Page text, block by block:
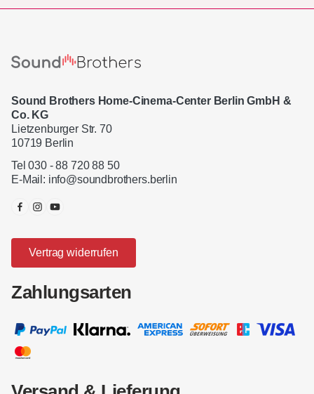
Sound Brothers Home-Cinema-Center Berlin GmbH &
Co. KG
Lietzenburger Str. 70
10719 Berlin
Tel 030 - 88 720 88 50
E-Mail: info@soundbrothers.berlin
Vertrag widerrufen
Zahlungsarten